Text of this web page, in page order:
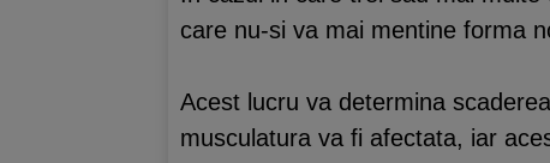
care nu-si va mai mentine forma
Acest lucru va determina
musculatura va fi afectata, iar